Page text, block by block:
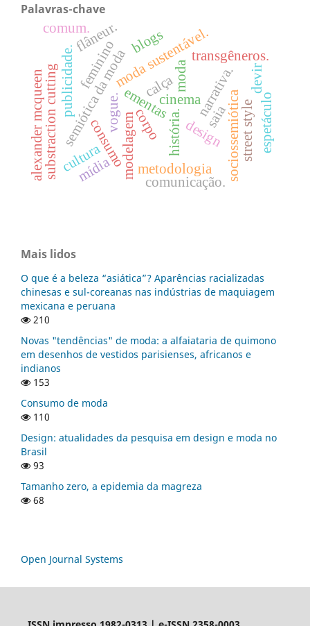
Palavras-chave
ementas
moda
história.
consumo
cinemanarrativa.
saia
calça
semiótica da moda sociossemiótica
publicidade.
substraction cutting modelagemmetodologia
moda sustentável.
design
corpo
transgêneros.
feminino
vogue.
mídia
blogs
street style
flâneur.
alexander mcqueen cultura
devir
espetáculo
comunicação.
comum.
Mais lidos
O que é a beleza “asiática”? Aparências racializadas
chinesas e sul-coreanas nas indústrias de maquiagem
mexicana e peruana
210
Novas "tendências" de moda: a alfaiataria de quimono
em desenhos de vestidos parisienses, africanos e
indianos
153
Consumo de moda
110
Design: atualidades da pesquisa em design e moda no
Brasil
93
Tamanho zero, a epidemia da magreza
68
Open Journal Systems